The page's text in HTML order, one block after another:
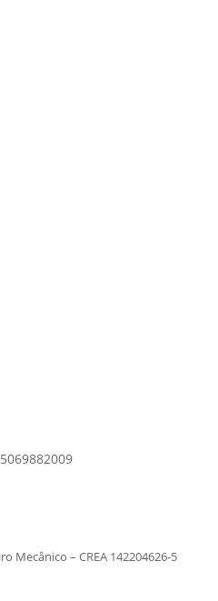
Mecânico – CREA 142204626-5